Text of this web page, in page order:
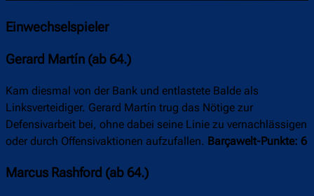
Einwechselspieler
Gerard Martín (ab 64.)
Kam diesmal von der Bank und entlastete Balde als
Linksverteidiger. Gerard Martín trug das Nötige zur
Defensivarbeit bei, ohne dabei seine Linie zu vernachlässigen
oder durch Offensivaktionen aufzufallen. Barçawelt-Punkte: 6
Marcus Rashford (ab 64.)